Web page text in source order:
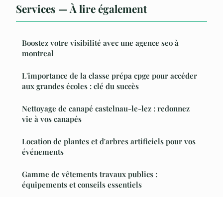
Services — À lire également
Boostez votre visibilité avec une agence seo à
montreal
L'importance de la classe prépa cpge pour accéder
aux grandes écoles : clé du succès
Nettoyage de canapé castelnau-le-lez : redonnez
vie à vos canapés
Location de plantes et d'arbres artificiels pour vos
événements
Gamme de vêtements travaux publics :
équipements et conseils essentiels